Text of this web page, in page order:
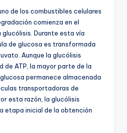
de los combustibles celulares
comienza en el
Durante esta vía
de glucosa es transformada
Aunque la glucólisis
ATP, la mayor parte de la
permanece almacenada
transportadoras de
esta razón, la glucólisis
etapa inicial de la obtención